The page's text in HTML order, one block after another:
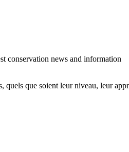
conservation news and information
quels que soient leur niveau, leur